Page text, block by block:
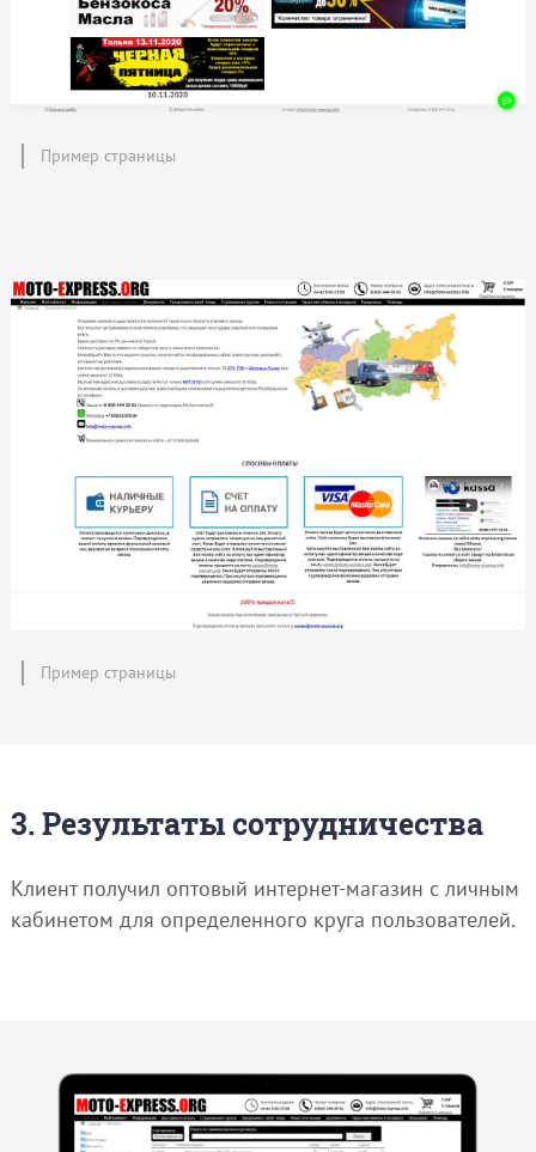
Пример страницы
Пример страницы
3. Результаты сотрудничества
Клиент получил оптовый интернет-магазин с личным
кабинетом для определенного круга пользователей.